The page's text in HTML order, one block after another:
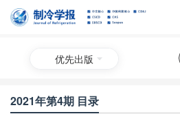
优先出版
2021年第4期 目录